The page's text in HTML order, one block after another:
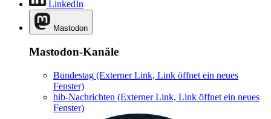
LinkedIn
Mastodon
Mastodon-Kanäle
Bundestag (Externer Link, Link öffnet ein neues
Fenster)
hib-Nachrichten (Externer Link, Link öffnet ein neues
Fenster)